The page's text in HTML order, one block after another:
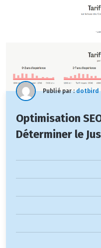
Publié par :dotbird
Optimisation
Déterminer le